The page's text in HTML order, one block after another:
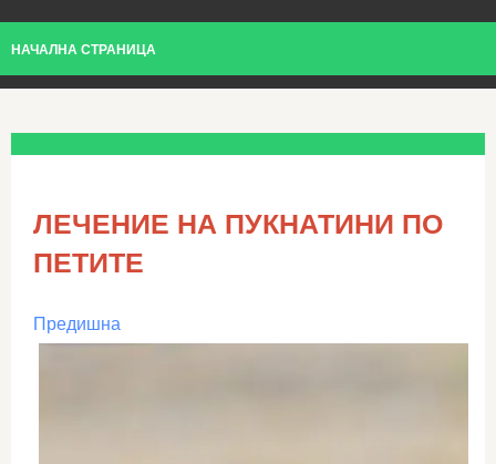
НАЧАЛНА СТРАНИЦА
ЛЕЧЕНИЕ НА ПУКНАТИНИ ПО
ПЕТИТЕ
Предишна